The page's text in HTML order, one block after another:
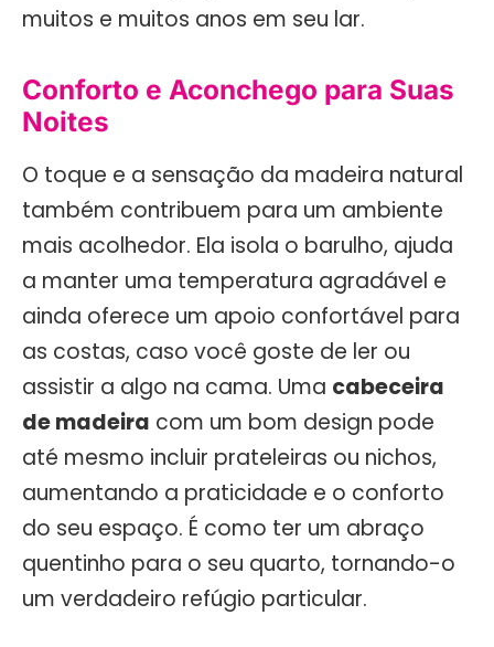
muitos e muitos anos em seu lar.
Conforto e Aconchego para Suas
Noites
O toque e a sensação da madeira natural
também contribuem para um ambiente
mais acolhedor. Ela isola o barulho, ajuda
a manter uma temperatura agradável e
ainda oferece um apoio confortável para
as costas, caso você goste de ler ou
assistir a algo na cama. Uma cabeceira
de madeira com um bom design pode
até mesmo incluir prateleiras ou nichos,
aumentando a praticidade e o conforto
do seu espaço. É como ter um abraço
quentinho para o seu quarto, tornando-o
um verdadeiro refúgio particular.